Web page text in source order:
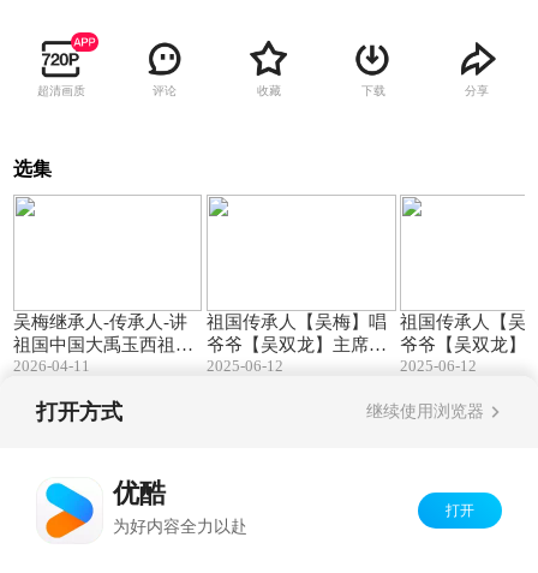
超清画质 评论 收藏 下载 分享
选集
吴梅继承人-传承人-讲
祖国中国大禹玉西祖先
历史文化2026.4.11
2026-04-11
祖国传承人【吴梅】唱
爷爷【吴双龙】主席20
25-6.
2025-06-12
祖国传承人【吴
爷爷【吴双龙】
25-6.
2025-06-12
打开方式 继续使用浏览器
优酷
为好内容全力以赴
打开